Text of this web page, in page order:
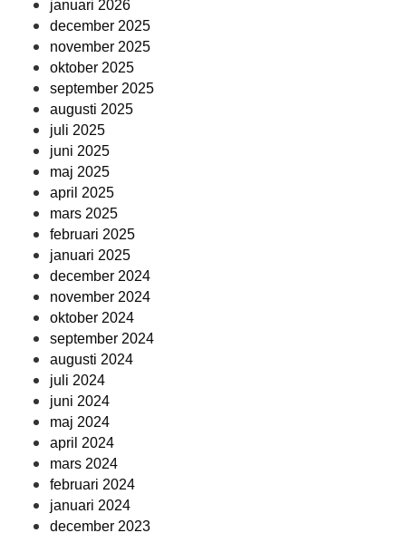
januari 2026
december 2025
november 2025
oktober 2025
september 2025
augusti 2025
juli 2025
juni 2025
maj 2025
april 2025
mars 2025
februari 2025
januari 2025
december 2024
november 2024
oktober 2024
september 2024
augusti 2024
juli 2024
juni 2024
maj 2024
april 2024
mars 2024
februari 2024
januari 2024
december 2023